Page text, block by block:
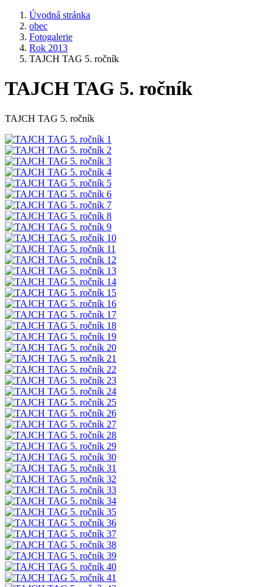
Úvodná stránka
obec
Fotogalerie
Rok 2013
TAJCH TAG 5. ročník
TAJCH TAG 5. ročník
TAJCH TAG 5. ročník